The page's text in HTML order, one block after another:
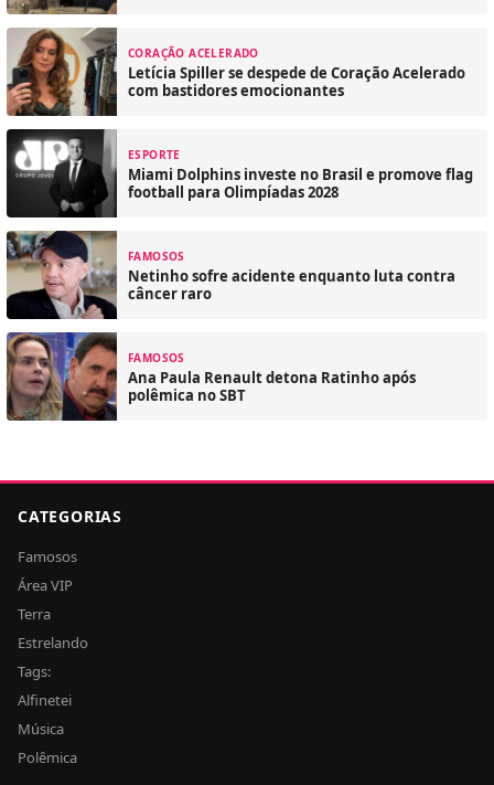
CORAÇÃO ACELERADO
Letícia Spiller se despede de Coração Acelerado
com bastidores emocionantes
ESPORTE
Miami Dolphins investe no Brasil e promove flag
football para Olimpíadas 2028
FAMOSOS
Netinho sofre acidente enquanto luta contra
câncer raro
FAMOSOS
Ana Paula Renault detona Ratinho após
polêmica no SBT
CATEGORIAS
Famosos
Área VIP
Terra
Estrelando
Tags:
Alfinetei
Música
Polêmica